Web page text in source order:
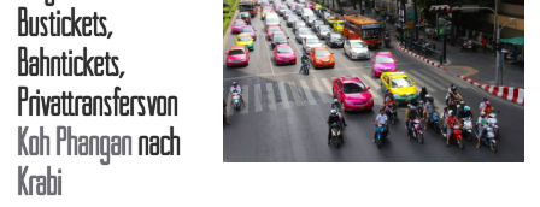
Bustickets,
Bahntickets,
Privattransfersvon
Koh Phangannach
Krabi